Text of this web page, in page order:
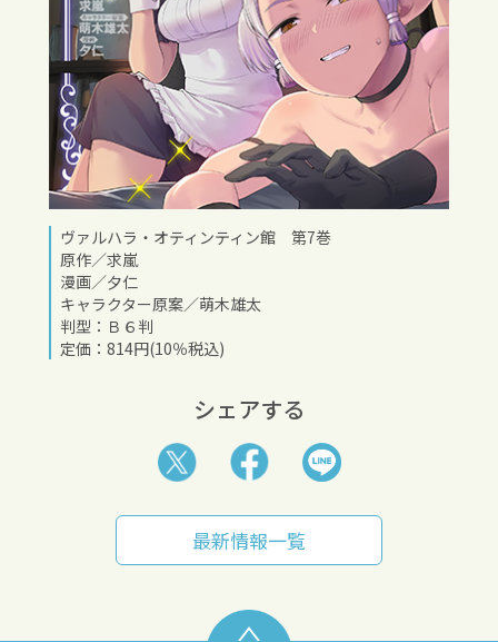
ヴァルハラ・オティンティン館 第7巻
原作／求嵐
漫画／夕仁
キャラクター原案／萌木雄太
判型：Ｂ６判
定価：814円(10％税込)
シェアする
最新情報一覧